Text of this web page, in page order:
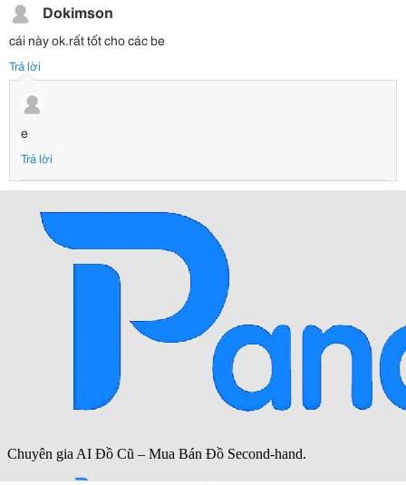
Dokimson
cái này ok.rất tốt cho các be
Trả lời
e
Trả lời